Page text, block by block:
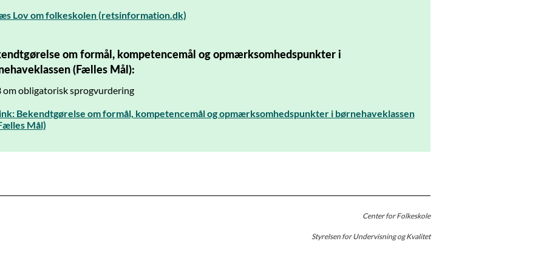
Lov om folkeskolen (retsinformation.dk)
om formål, kompetencemål og opmærksomhedspunkter i
(Fælles Mål):
om obligatorisk sprogvurdering
Bekendtgørelse om formål, kompetencemål og opmærksomhedspunkter i børnehaveklassen
Mål)
Center for Folkeskole
Styrelsen for Undervisning og Kvalitet